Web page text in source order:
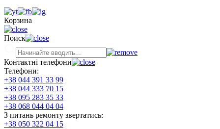
Корзина
Поиск
Контактні телефони
Телефони:
+38 044 391 33 99
+38 044 333 70 15
+38 095 283 35 33
+38 068 044 04 04
З питань ремонту звертатись:
+38 050 322 04 15